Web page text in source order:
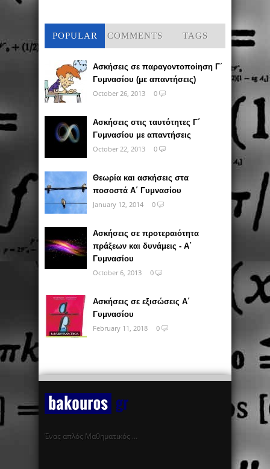
POPULAR COMMENTS TAGS
Ασκήσεις σε παραγοντοποίηση Γ΄
Γυμνασίου (με απαντήσεις)
October 26, 2013
0
Ασκήσεις στις ταυτότητες Γ΄
Γυμνασίου με απαντήσεις
October 22, 2013
0
Θεωρία και ασκήσεις στα
ποσοστά Α΄ Γυμνασίου
January 12, 2014
0
Ασκήσεις σε προτεραιότητα
πράξεων και δυνάμεις - Α΄
Γυμνασίου
October 6, 2013
0
Ασκήσεις σε εξισώσεις Α΄
Γυμνασίου
February 11, 2018
0
Ένας απλός Μαθηματικός …